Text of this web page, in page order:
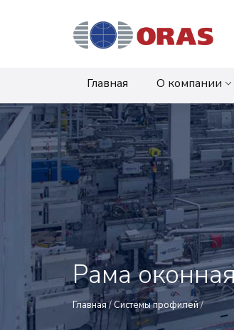
Главная О компании
Рама
Главная/Системы профилей/